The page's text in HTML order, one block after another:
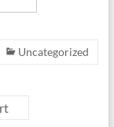
Uncategorized